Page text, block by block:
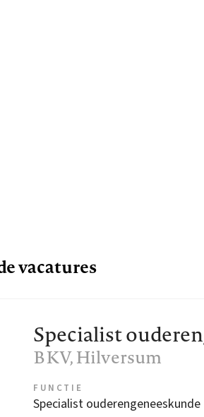
vacatures
Specialist
BKV, Hilversum
FUNCTIE
Specialist ouderengeneeskunde